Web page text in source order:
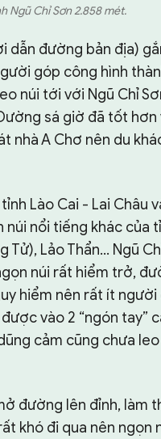
Ngũ Chỉ Sơn 2.858 mét.
đường bản địa)
góp công hình
núi tới với Ngũ Chỉ
sá giờ đã tốt
nhà A Chơ nên du
Lào Cai - Lai Châu
núi nổi tiếng khác của
Tử), Lảo Thẩn… Ngũ
núi rất hiểm trở,
hiểm nên rất ít
vào 2 “ngón tay”
cảm cũng chưa
đường lên đỉnh, làm
khó đi qua nên ngọn